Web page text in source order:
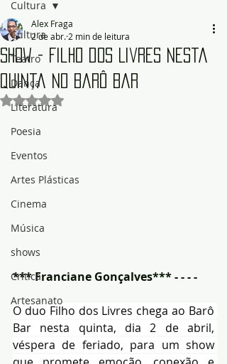
Cultura
Teatro
Dança
Literatura
Poesia
Eventos
Artes Plásticas
Cinema
Música
shows
Crítica
Artesanato
Cultura
Show - Filho dos Livres nesta
quinta no Barô Bar
Alex Fraga
2 de abr. 2 min de leitura
Avaliado com NaN de 5 estrelas.
*** Franciane Gonçalves*** - - - -
O duo Filho dos Livres chega ao Barô
Bar nesta quinta, dia 2 de abril,
véspera de feriado, para um show